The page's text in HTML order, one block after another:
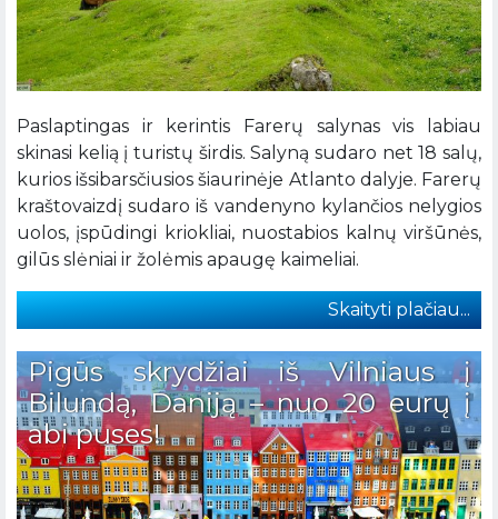
Paslaptingas ir kerintis Farerų salynas vis labiau
skinasi kelią į turistų širdis. Salyną sudaro net 18 salų,
kurios išsibarsčiusios šiaurinėje Atlanto dalyje. Farerų
kraštovaizdį sudaro iš vandenyno kylančios nelygios
uolos, įspūdingi kriokliai, nuostabios kalnų viršūnės,
gilūs slėniai ir žolėmis apaugę kaimeliai.
Skaityti plačiau...
Pigūs skrydžiai iš Vilniaus į
Bilundą, Daniją – nuo 20 eurų į
abi puses!